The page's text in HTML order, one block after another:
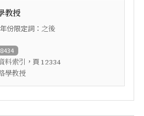
教授
份限定詞： 之後
料索引 ，頁 12334
學教授